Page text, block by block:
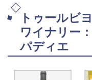
トゥールビ
ワイナリー
パディエ